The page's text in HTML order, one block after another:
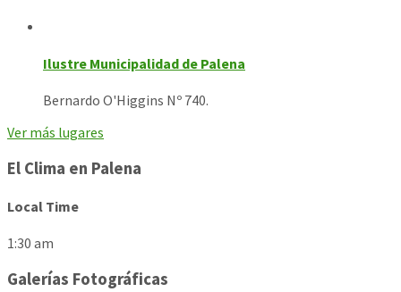
Ilustre Municipalidad de Palena
Bernardo O'Higgins Nº 740.
Ver más lugares
El Clima en Palena
Local Time
1:30 am
Galerías Fotográficas